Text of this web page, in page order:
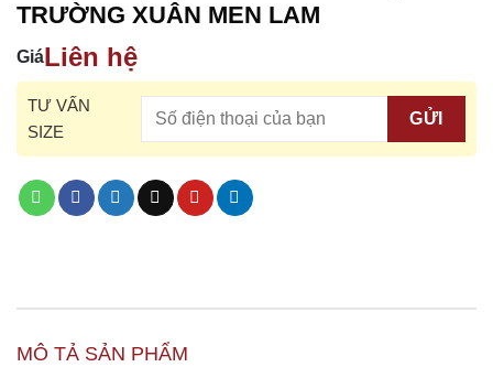
TRƯỜNG XUÂN MEN LAM
GiáLiên hệ
TƯ VẤN
SIZE
MÔ TẢ SẢN PHẨM